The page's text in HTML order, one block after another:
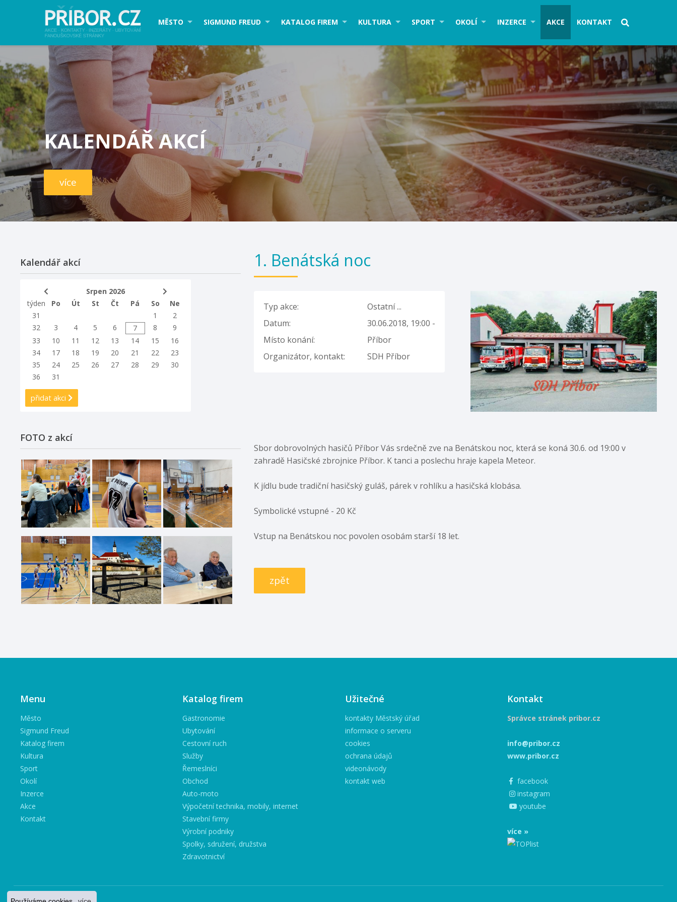
MĚSTO SIGMUND FREUD KATALOG FIREM KULTURA SPORT OKOLÍ INZERCE AKCE KONTAKT
KALENDÁŘ AKCÍ
více
1. Benátská noc
Typ akce:
Ostatní ...
Datum:
30.06.2018, 19:00 -
Místo konání:
Příbor
Organizátor, kontakt:
SDH Příbor
Sbor dobrovolných hasičů Příbor Vás srdečně zve na Benátskou noc, která se koná 30.6. od 19:00 v
zahradě Hasičské zbrojnice Příbor. K tanci a poslechu hraje kapela Meteor.
K jídlu bude tradiční hasičský guláš, párek v rohlíku a hasičská klobása.
Symbolické vstupné - 20 Kč
Vstup na Benátskou noc povolen osobám starší 18 let.
zpět
Kalendář akcí
Srpen 2026
týden
Po Út St Čt Pá So
Ne
31
1
2
32
3 4 5 6 7 8
9
33
10 11 12 13 14 15
16
34
17 18 19 20 21 22
23
35
24 25 26 27 28 29
30
36
31
přidat akci
FOTO z akcí
Menu
Město
Sigmund Freud
Katalog firem
Kultura
Sport
Okolí
Inzerce
Akce
Kontakt
Katalog firem
Gastronomie
Ubytování
Cestovní ruch
Služby
Řemeslníci
Obchod
Auto-moto
Výpočetní technika, mobily, internet
Stavební firmy
Výrobní podniky
Spolky, sdružení, družstva
Zdravotnictví
Užitečné
kontakty Městský úřad
informace o serveru
cookies
ochrana údajů
videonávody
kontakt web
Kontakt
Správce stránek pribor.cz
info@pribor.cz
www.pribor.cz
facebook
instagram
youtube
více »